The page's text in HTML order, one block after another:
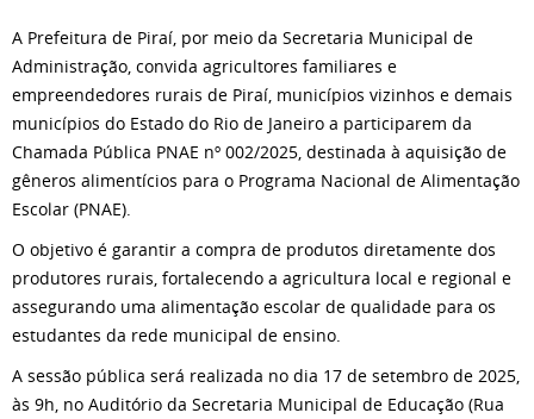
A Prefeitura de Piraí, por meio da Secretaria Municipal de
Administração, convida agricultores familiares e
empreendedores rurais de Piraí, municípios vizinhos e demais
municípios do Estado do Rio de Janeiro a participarem da
Chamada Pública PNAE nº 002/2025, destinada à aquisição de
gêneros alimentícios para o Programa Nacional de Alimentação
Escolar (PNAE).
O objetivo é garantir a compra de produtos diretamente dos
produtores rurais, fortalecendo a agricultura local e regional e
assegurando uma alimentação escolar de qualidade para os
estudantes da rede municipal de ensino.
A sessão pública será realizada no dia 17 de setembro de 2025,
às 9h, no Auditório da Secretaria Municipal de Educação (Rua